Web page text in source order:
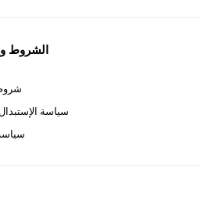
الشروط
سياسة